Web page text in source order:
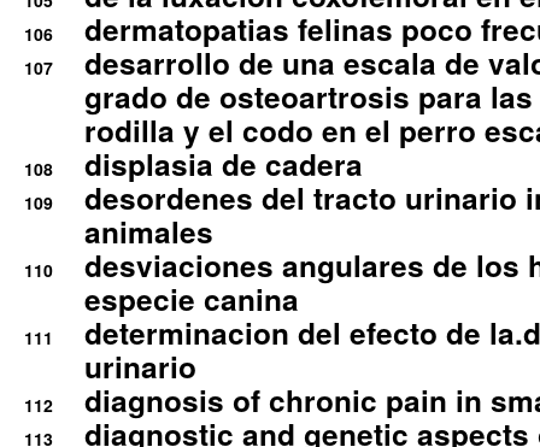
106 dermatopatias felinas poco
107
desarrollo de una escala de
grado de osteoartrosis para
rodilla y el codo en el perro
108 displasia de cadera
109
desordenes del tracto urinario
animales
110
desviaciones angulares de los
especie canina
111
determinacion del efecto de
urinario
112 diagnosis of chronic pain in
113
diagnostic and genetic